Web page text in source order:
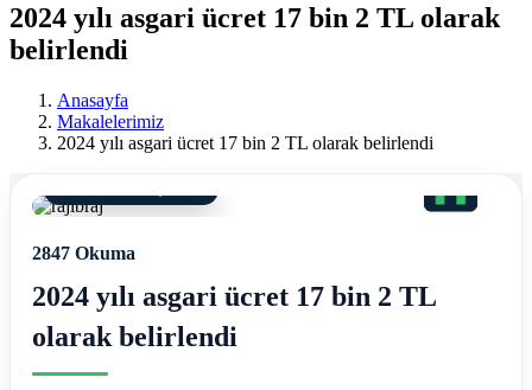
Zonguldak
Ereğli
Mali
Müşavir
Ferdi
Asım
Hellaç
2024 yılı asgari ücret 17 bin 2 TL olarak
belirlendi
Anasayfa
Makalelerimiz
2024 yılı asgari ücret 17 bin 2 TL olarak belirlendi
2847 Okuma
2024 yılı asgari ücret 17 bin 2 TL
olarak belirlendi